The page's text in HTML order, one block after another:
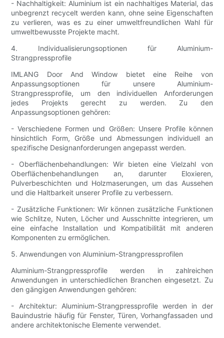
- Nachhaltigkeit: Aluminium ist ein nachhaltiges Material, das
unbegrenzt recycelt werden kann, ohne seine Eigenschaften
zu verlieren, was es zu einer umweltfreundlichen Wahl für
umweltbewusste Projekte macht.
4. Individualisierungsoptionen für Aluminium-
Strangpressprofile
IMLANG Door And Window bietet eine Reihe von
Anpassungsoptionen für unsere Aluminium-
Strangpressprofile, um den individuellen Anforderungen
jedes Projekts gerecht zu werden. Zu den
Anpassungsoptionen gehören:
- Verschiedene Formen und Größen: Unsere Profile können
hinsichtlich Form, Größe und Abmessungen individuell an
spezifische Designanforderungen angepasst werden.
- Oberflächenbehandlungen: Wir bieten eine Vielzahl von
Oberflächenbehandlungen an, darunter Eloxieren,
Pulverbeschichten und Holzmaserungen, um das Aussehen
und die Haltbarkeit unserer Profile zu verbessern.
- Zusätzliche Funktionen: Wir können zusätzliche Funktionen
wie Schlitze, Nuten, Löcher und Ausschnitte integrieren, um
eine einfache Installation und Kompatibilität mit anderen
Komponenten zu ermöglichen.
5. Anwendungen von Aluminium-Strangpressprofilen
Aluminium-Strangpressprofile werden in zahlreichen
Anwendungen in unterschiedlichen Branchen eingesetzt. Zu
den gängigen Anwendungen gehören:
- Architektur: Aluminium-Strangpressprofile werden in der
Bauindustrie häufig für Fenster, Türen, Vorhangfassaden und
andere architektonische Elemente verwendet.